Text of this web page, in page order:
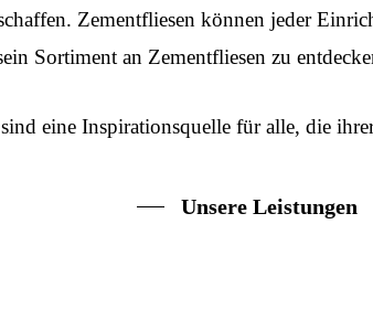
Zementfliesen können jeder
Sortiment an Zementfliesen zu
eine Inspirationsquelle für alle, die
Unsere Leistungen